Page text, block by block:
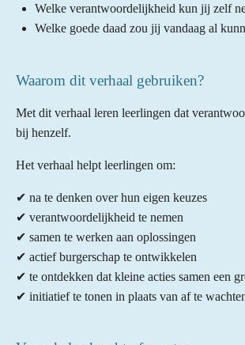
Welke verantwoordelijkheid kun jij zelf
Welke goede daad zou jij vandaag al
Waarom dit verhaal gebruiken?
Met dit verhaal leren leerlingen dat
bij henzelf.
Het verhaal helpt leerlingen om:
✔ na te denken over hun eigen keuzes
✔ verantwoordelijkheid te nemen
✔ samen te werken aan oplossingen
✔ actief burgerschap te ontwikkelen
✔ te ontdekken dat kleine acties samen een
✔ initiatief te tonen in plaats van af te